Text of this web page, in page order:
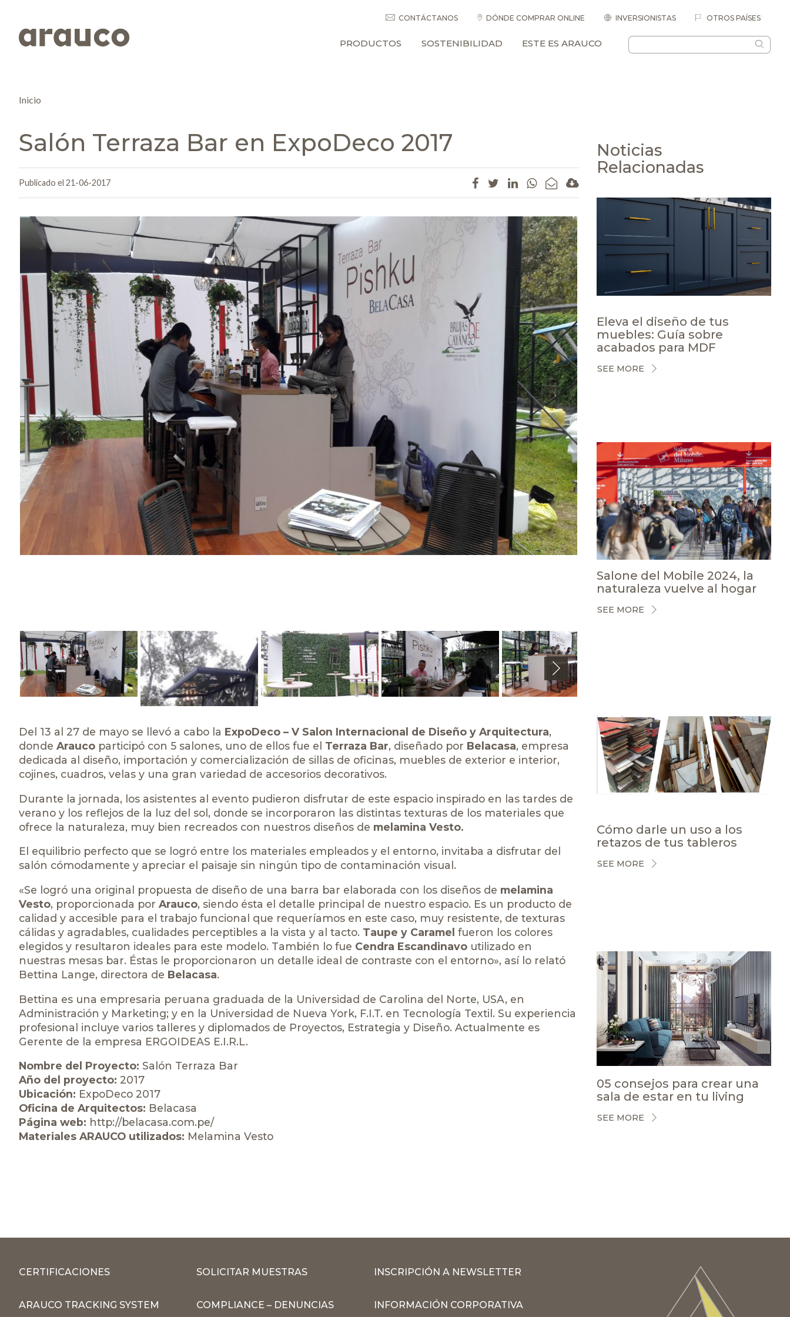
CONTÁCTANOS DÓNDE COMPRAR ONLINE INVERSIONISTAS OTROS PAÍSES
PRODUCTOS SOSTENIBILIDAD ESTE ES ARAUCO
Inicio
Salón Terraza Bar en ExpoDeco 2017
Publicado el 21-06-2017
Next
Del 13 al 27 de mayo se llevó a cabo la ExpoDeco – V Salon Internacional de Diseño y Arquitectura,
donde Arauco participó con 5 salones, uno de ellos fue el Terraza Bar, diseñado por Belacasa, empresa
dedicada al diseño, importación y comercialización de sillas de oficinas, muebles de exterior e interior,
cojines, cuadros, velas y una gran variedad de accesorios decorativos.
Durante la jornada, los asistentes al evento pudieron disfrutar de este espacio inspirado en las tardes de
verano y los reflejos de la luz del sol, donde se incorporaron las distintas texturas de los materiales que
ofrece la naturaleza, muy bien recreados con nuestros diseños de melamina Vesto.
El equilibrio perfecto que se logró entre los materiales empleados y el entorno, invitaba a disfrutar del
salón cómodamente y apreciar el paisaje sin ningún tipo de contaminación visual.
«Se logró una original propuesta de diseño de una barra bar elaborada con los diseños de melamina
Vesto, proporcionada por Arauco, siendo ésta el detalle principal de nuestro espacio. Es un producto de
calidad y accesible para el trabajo funcional que requeríamos en este caso, muy resistente, de texturas
cálidas y agradables, cualidades perceptibles a la vista y al tacto. Taupe y Caramel fueron los colores
elegidos y resultaron ideales para este modelo. También lo fue Cendra Escandinavo utilizado en
nuestras mesas bar. Éstas le proporcionaron un detalle ideal de contraste con el entorno», así lo relató
Bettina Lange, directora de Belacasa.
Bettina es una empresaria peruana graduada de la Universidad de Carolina del Norte, USA, en
Administración y Marketing; y en la Universidad de Nueva York, F.I.T. en Tecnología Textil. Su experiencia
profesional incluye varios talleres y diplomados de Proyectos, Estrategia y Diseño. Actualmente es
Gerente de la empresa ERGOIDEAS E.I.R.L.
Nombre del Proyecto: Salón Terraza Bar
Año del proyecto: 2017
Ubicación: ExpoDeco 2017
Oficina de Arquitectos: Belacasa
Página web: http://belacasa.com.pe/
Materiales ARAUCO utilizados: Melamina Vesto
Noticias
Relacionadas
Eleva el diseño de tus
muebles: Guía sobre
acabados para MDF
SEE MORE
Salone del Mobile 2024, la
naturaleza vuelve al hogar
SEE MORE
Cómo darle un uso a los
retazos de tus tableros
SEE MORE
05 consejos para crear una
sala de estar en tu living
SEE MORE
CERTIFICACIONES SOLICITAR MUESTRAS INSCRIPCIÓN A NEWSLETTER
ARAUCO TRACKING SYSTEM COMPLIANCE – DENUNCIAS INFORMACIÓN CORPORATIVA